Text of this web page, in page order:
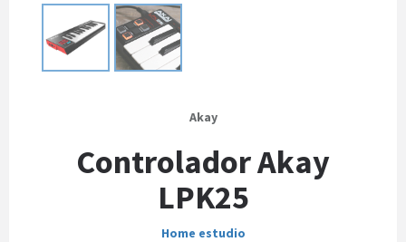
Akay
Controlador Akay
LPK25
Home estudio